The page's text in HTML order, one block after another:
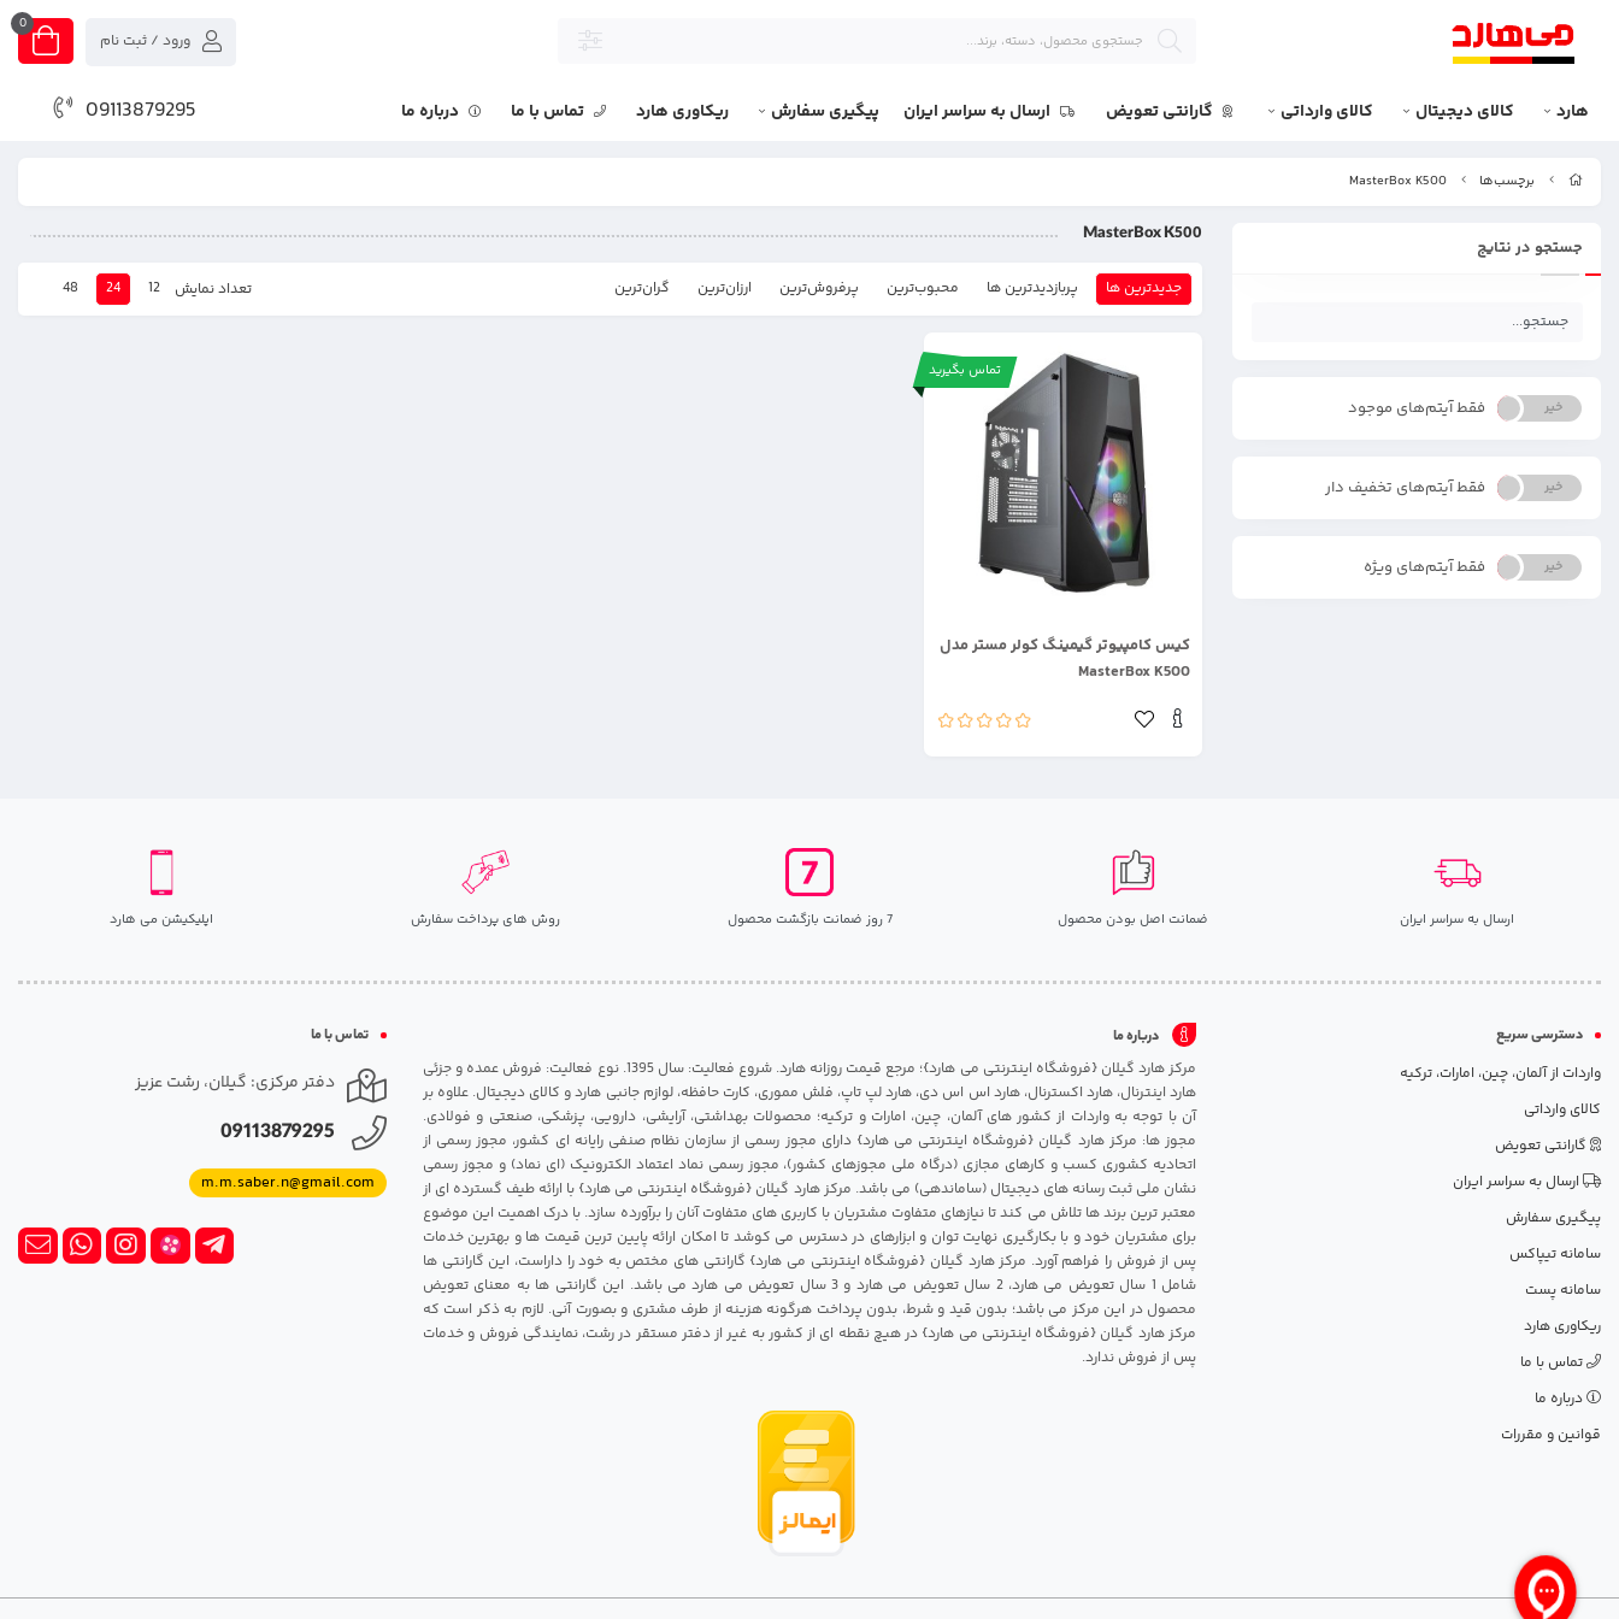
0
ورود / ثبت نام
هارد کالای دیجیتال کالای وارداتی گارانتی تعویض ارسال به سراسر ایران پیگیری سفارش ریکاوری هارد تماس با ما درباره ما 09113879295
برچسب‌ها MasterBox K500
جستجو در نتایج
بله خیر فقط آیتم‌های موجود
بله خیر فقط آیتم‌های تخفیف دار
بله خیر فقط آیتم‌های ویژه
MasterBox K500
جدیدترین ها پربازدیدترین ها محبوب‌‌ترین پرفروش‌ترین ارزان‌ترین گران‌ترین تعداد نمایش 12
24
48
تماس بگیرید
کیس کامپیوتر گیمینگ کولر مستر مدل
MasterBox K500
ارسال به سراسر ایران ضمانت اصل بودن محصول 7 روز ضمانت بازگشت محصول روش های پرداخت سفارش اپلیکیشن می هارد
دسترسی سریع
واردات از آلمان، چین، امارات، ترکیه
کالای وارداتی
گارانتی تعویض
ارسال به سراسر ایران
پیگیری سفارش
سامانه تیپاکس
سامانه پست
ریکاوری هارد
تماس با ما
درباره ما
قوانین و مقررات
درباره ما
مرکز هارد گیلان {فروشگاه اینترنتی می هارد}؛ مرجع قیمت روزانه هارد. شروع فعالیت: سال 1395. نوع فعالیت: فروش عمده و جزئی
هارد اینترنال، هارد اکسترنال، هارد اس اس دی، هارد لپ تاپ، فلش مموری، کارت حافظه، لوازم جانبی هارد و کالای دیجیتال. علاوه بر
آن با توجه به واردات از کشور های آلمان، چین، امارات و ترکیه؛ محصولات بهداشتی، آرایشی، دارویی، پزشکی، صنعتی و فولادی.
مجوز ها: مرکز هارد گیلان {فروشگاه اینترنتی می هارد} دارای مجوز رسمی از سازمان نظام صنفی رایانه ای کشور، مجوز رسمی از
اتحادیه کشوری کسب و کارهای مجازی (درگاه ملی مجوزهای کشور)، مجوز رسمی نماد اعتماد الکترونیک (ای نماد) و مجوز رسمی
نشان ملی ثبت رسانه های دیجیتال (ساماندهی) می باشد. مرکز هارد گیلان {فروشگاه اینترنتی می هارد} با ارائه طیف گسترده ای از
معتبر ترین برند ها تلاش می کند تا نیازهای متفاوت مشتریان با کاربری های متفاوت آنان را برآورده سازد. با درک اهمیت این موضوع
برای مشتریان خود و با بکارگیری نهایت توان و ابزارهای در دسترس می کوشد تا امکان ارائه پایین ترین قیمت ها و بهترین خدمات
پس از فروش را فراهم آورد. مرکز هارد گیلان {فروشگاه اینترنتی می هارد} گارانتی های مختص به خود را داراست، این گارانتی ها
شامل 1 سال تعویض می هارد، 2 سال تعویض می هارد و 3 سال تعویض می هارد می باشد. این گارانتی ها به معنای تعویض
محصول در این مرکز می باشد؛ بدون قید و شرط، بدون پرداخت هرگونه هزینه از طرف مشتری و بصورت آنی. لازم به ذکر است که
مرکز هارد گیلان {فروشگاه اینترنتی می هارد} در هیچ نقطه ای از کشور به غیر از دفتر مستقر در رشت، نمایندگی فروش و خدمات
پس از فروش ندارد.
تماس با ما
دفتر مرکزی: گیلان، رشت عزیز
09113879295
m.m.saber.n@gmail.com